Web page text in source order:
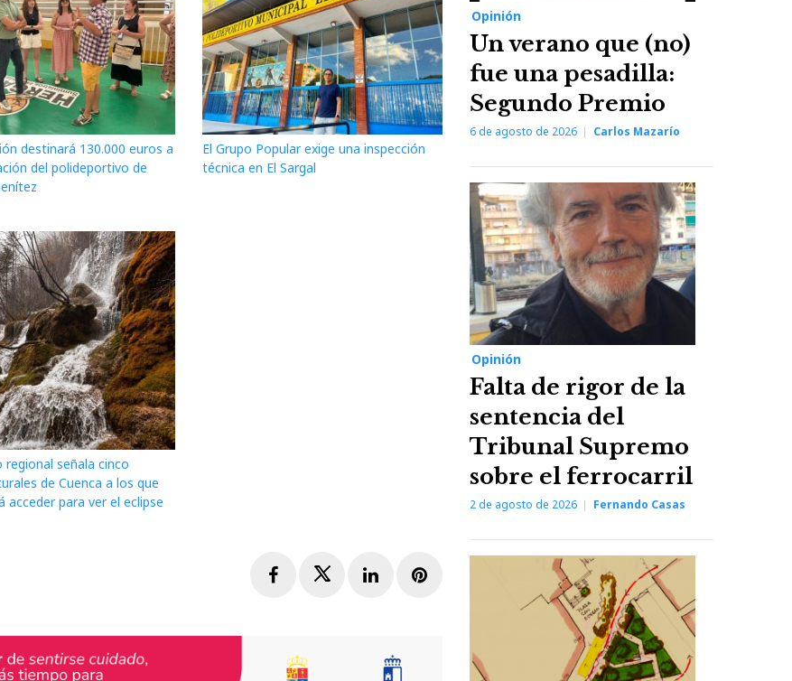
destinará 130.000 euros a
del polideportivo de
El Grupo Popular exige una inspección
técnica en El Sargal
regional señala cinco
de Cuenca a los que
acceder para ver el eclipse
FacebookTwitterLinkedInPinterest
Opinión
Un verano que (no)
fue una pesadilla:
Segundo Premio
6 de agosto de 2026 Carlos Mazarío
Opinión
Falta de rigor de la
sentencia del
Tribunal Supremo
sobre el ferrocarril
2 de agosto de 2026 Fernando Casas